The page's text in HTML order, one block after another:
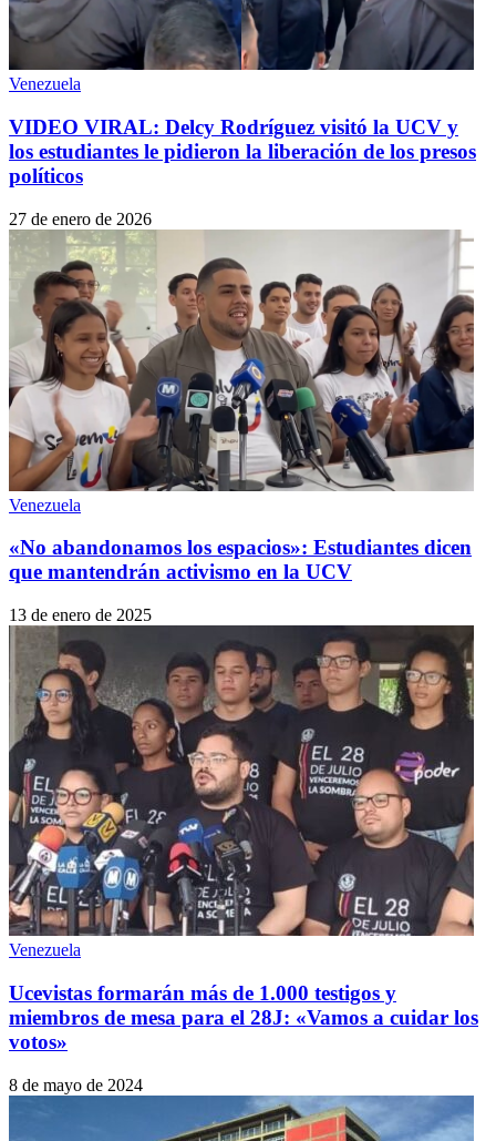
Venezuela
VIDEO VIRAL: Delcy Rodríguez visitó la UCV y
los estudiantes le pidieron la liberación de los presos
políticos
27 de enero de 2026
Venezuela
«No abandonamos los espacios»: Estudiantes dicen
que mantendrán activismo en la UCV
13 de enero de 2025
Venezuela
Ucevistas formarán más de 1.000 testigos y
miembros de mesa para el 28J: «Vamos a cuidar los
votos»
8 de mayo de 2024